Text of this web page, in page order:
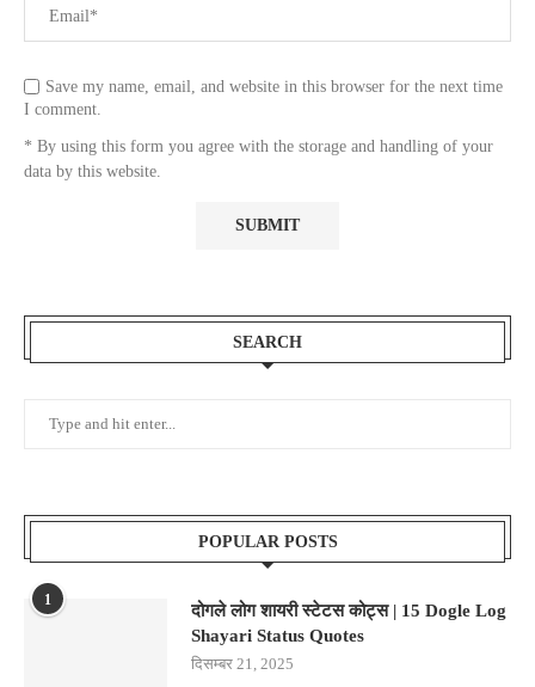
Save my name, email, and website in this browser for the next time
I comment.
* By using this form you agree with the storage and handling of your
data by this website.
SEARCH
POPULAR POSTS
1
दोगले लोग शायरी स्टेटस कोट्स | 15 Dogle Log
Shayari Status Quotes
दिसम्बर 21, 2025